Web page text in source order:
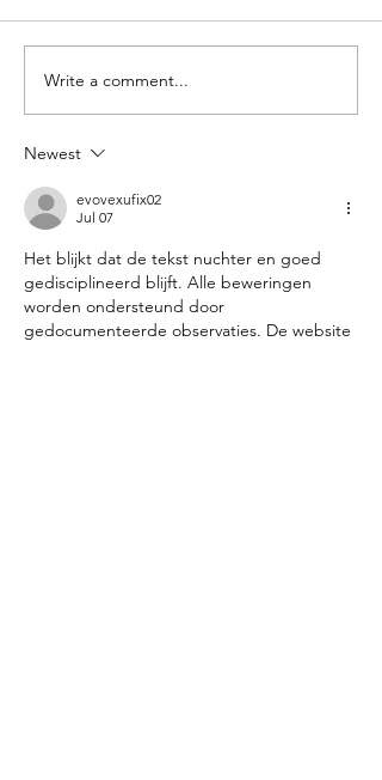
Check hier de foto's en
film van onze
Write a comment...
Newest
evovexufix02
Jul 07
Het blijkt dat de tekst nuchter en goed
gedisciplineerd blijft. Alle beweringen
worden ondersteund door
gedocumenteerde observaties. De website